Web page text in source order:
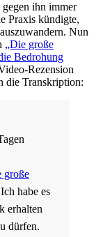
gegen ihn immer
Praxis kündigte,
Nun
„Die große
Bedrohung
Rezension
die Transkription:
große
habe es
erhalten
dürfen.